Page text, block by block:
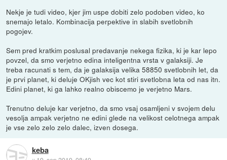
Nekje je tudi video, kjer jim uspe dobiti zelo podoben video, ko
snemajo letalo. Kombinacija perpektive in slabih svetlobnih
pogojev.
Sem pred kratkim poslusal predavanje nekega fizika, ki je kar lepo
povzel, da smo verjetno edina inteligentna vrsta v galaksiji. Je
treba racunati s tem, da je galaksija velika 58850 svetlobnih let, da
je prvi planet, ki deluje OKjish vec kot stiri svetlobna leta od nas itn.
Edini planet, ki ga lahko realno obiscemo je verjetno Mars.
Trenutno deluje kar verjetno, da smo vsaj osamljeni v svojem delu
vesolja ampak verjetno ne edini glede na velikost celotnega ampak
je vse zelo zelo zelo dalec, izven dosega.
keba